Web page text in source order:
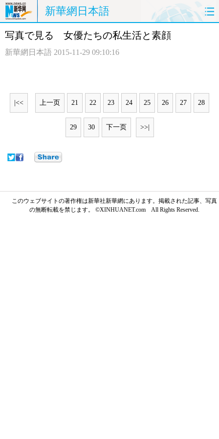
新華網日本語
ホームページ 政治
中日対訳
写真で見る 女優たちの私生活と素顔
新華網日本語 2015-11-29 09:10:16
|<< 上一页 21 22 23 24 25 26 27 28
29 30 下一页 >>|
このウェブサイトの著作権は新華社新華網にあります。掲載された記事、写真
の無断転載を禁じます。 ©XINHUANET.com All Rights Reserved.